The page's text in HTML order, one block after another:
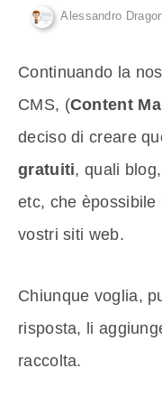
Alessandro
Continuando la
CMS, (Content
deciso di creare
gratuiti, quali
etc, che
vostri siti web.
Chiunque voglia,
risposta, li
raccolta.